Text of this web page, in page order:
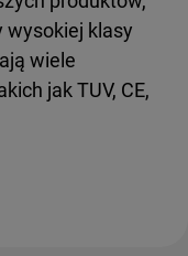
wysokiej klasy
wiele
jak TUV, CE,